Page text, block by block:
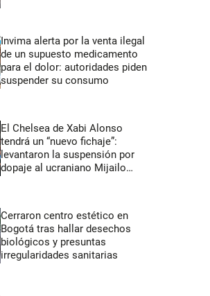
Invima alerta por la venta ilegal
de un supuesto medicamento
para el dolor: autoridades piden
suspender su consumo
El Chelsea de Xabi Alonso
tendrá un “nuevo fichaje”:
levantaron la suspensión por
dopaje al ucraniano Mijailo
Cerraron centro estético en
Bogotá tras hallar desechos
biológicos y presuntas
irregularidades sanitarias